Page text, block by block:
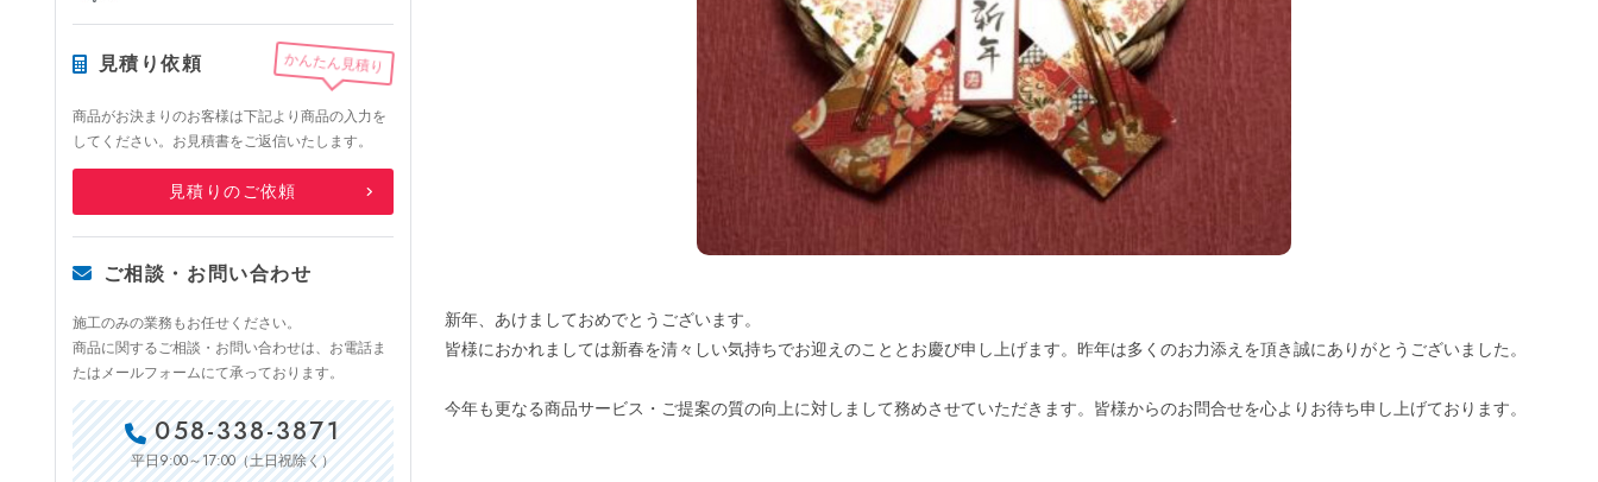
見積り依頼 かんたん見積り
商品がお決まりのお客様は下記より商品の入力を
してください。お見積書をご返信いたします。
見積りのご依頼
ご相談・お問い合わせ
施工のみの業務もお任せください。
商品に関するご相談・お問い合わせは、お電話ま
たはメールフォームにて承っております。
058-338-3871
平日9:00～17:00（土日祝除く）
新年、あけましておめでとうございます。
皆様におかれましては新春を清々しい気持ちでお迎えのこととお慶び申し上げます。昨年は多くのお力添えを頂き誠にありがとうございました。
今年も更なる商品サービス・ご提案の質の向上に対しまして務めさせていただきます。皆様からのお問合せを心よりお待ち申し上げております。